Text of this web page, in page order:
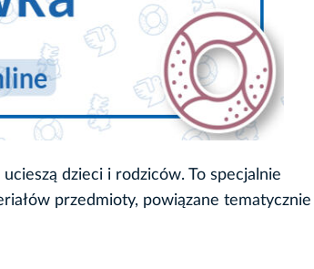
dzieci i rodziców. To specjalnie
przedmioty, powiązane tematycznie